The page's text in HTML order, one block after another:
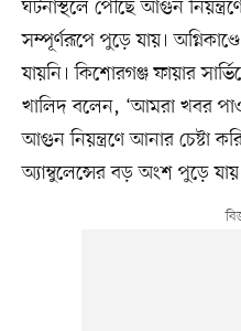
ঘটনাস্থলে পৌঁছে আগুন
সম্পূর্ণরূপে পুড়ে যায়।
যায়নি। কিশোরগঞ্জ ফায়ার
খালিদ বলেন, ‘আমরা খবর
আগুন নিয়ন্ত্রণে আনার চেষ্টা
অ্যাম্বুলেন্সের বড় অংশ পুড়ে